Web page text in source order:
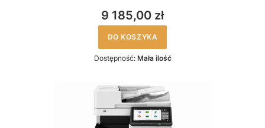
9 185,00 zł
DO KOSZYKA
Dostępność: Mała ilość